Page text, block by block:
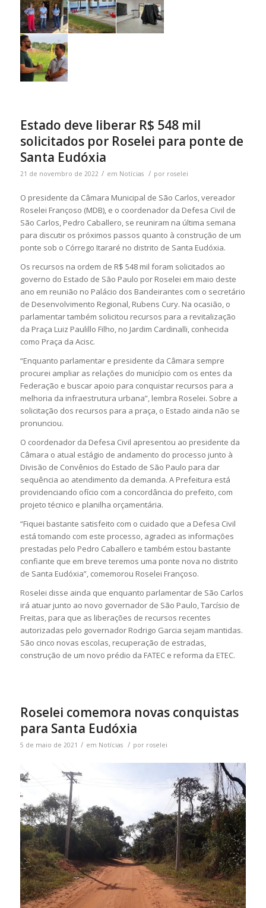
Estado deve liberar R$ 548 mil
solicitados por Roselei para ponte de
Santa Eudóxia
21 de novembro de 2022 / em Notícias / por roselei
O presidente da Câmara Municipal de São Carlos, vereador
Roselei Françoso (MDB), e o coordenador da Defesa Civil de
São Carlos, Pedro Caballero, se reuniram na última semana
para discutir os próximos passos quanto à construção de um
ponte sob o Córrego Itararé no distrito de Santa Eudóxia.
Os recursos na ordem de R$ 548 mil foram solicitados ao
governo do Estado de São Paulo por Roselei em maio deste
ano em reunião no Palácio dos Bandeirantes com o secretário
de Desenvolvimento Regional, Rubens Cury. Na ocasião, o
parlamentar também solicitou recursos para a revitalização
da Praça Luiz Paulillo Filho, no Jardim Cardinalli, conhecida
como Praça da Acisc.
“Enquanto parlamentar e presidente da Câmara sempre
procurei ampliar as relações do município com os entes da
Federação e buscar apoio para conquistar recursos para a
melhoria da infraestrutura urbana”, lembra Roselei. Sobre a
solicitação dos recursos para a praça, o Estado ainda não se
pronunciou.
O coordenador da Defesa Civil apresentou ao presidente da
Câmara o atual estágio de andamento do processo junto à
Divisão de Convênios do Estado de São Paulo para dar
sequência ao atendimento da demanda. A Prefeitura está
providenciando ofício com a concordância do prefeito, com
projeto técnico e planilha orçamentária.
“Fiquei bastante satisfeito com o cuidado que a Defesa Civil
está tomando com este processo, agradeci as informações
prestadas pelo Pedro Caballero e também estou bastante
confiante que em breve teremos uma ponte nova no distrito
de Santa Eudóxia”, comemorou Roselei Françoso.
Roselei disse ainda que enquanto parlamentar de São Carlos
irá atuar junto ao novo governador de São Paulo, Tarcísio de
Freitas, para que as liberações de recursos recentes
autorizadas pelo governador Rodrigo Garcia sejam mantidas.
São cinco novas escolas, recuperação de estradas,
construção de um novo prédio da FATEC e reforma da ETEC.
Roselei comemora novas conquistas
para Santa Eudóxia
5 de maio de 2021 / em Notícias / por roselei